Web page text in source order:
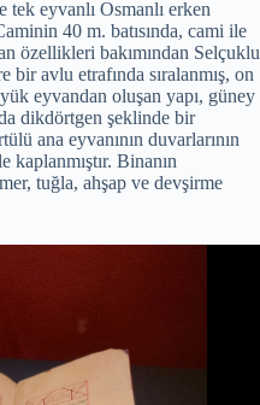
tek eyvanlı Osmanlı erken
40 m. batısında, cami ile
özellikleri bakımından Selçuklu
bir avlu etrafında sıralanmış, on
eyvandan oluşan yapı, güney
dikdörtgen şeklinde bir
ana eyvanının duvarlarının
Binanın
tuğla, ahşap ve devşirme